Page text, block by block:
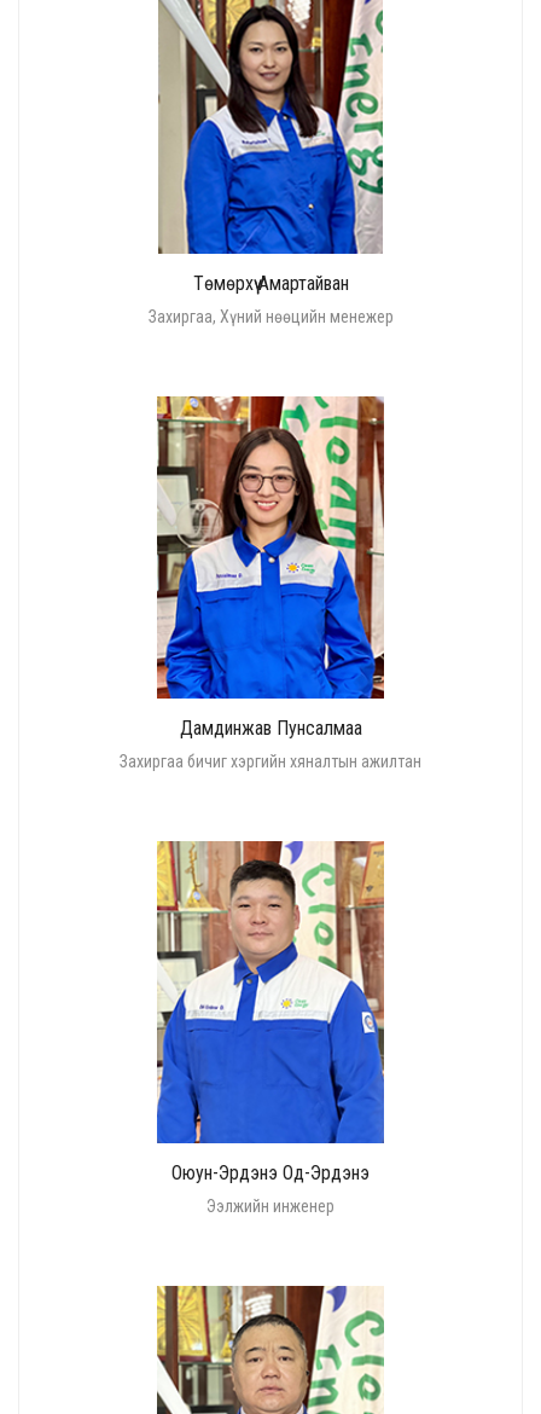
Төмөрхүү Амартайван
Захиргаа, Хүний нөөцийн менежер
Дамдинжав Пунсалмаа
Захиргаа бичиг хэргийн хяналтын ажилтан
Оюун-Эрдэнэ Од-Эрдэнэ
Ээлжийн инженер